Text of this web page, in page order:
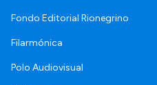
Fondo Editorial Rionegrino
Filarmónica
Polo Audiovisual